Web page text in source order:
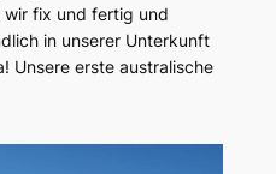
wir fix und fertig und
in unserer Unterkunft
Unsere erste australische